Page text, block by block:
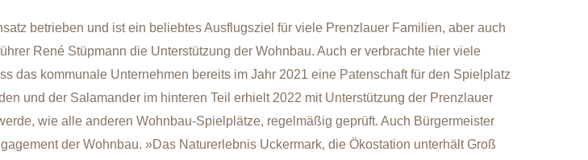
betrieben und ist ein beliebtes Ausflugsziel für viele Prenzlauer Familien, aber auch
René Stüpmann die Unterstützung der Wohnbau. Auch er verbrachte hier viele
das kommunale Unternehmen bereits im Jahr 2021 eine Patenschaft für den Spielplatz
und der Salamander im hinteren Teil erhielt 2022 mit Unterstützung der Prenzlauer
wie alle anderen Wohnbau-Spielplätze, regelmäßig geprüft. Auch Bürgermeister
der Wohnbau. »Das Naturerlebnis Uckermark, die Ökostation unterhält Groß